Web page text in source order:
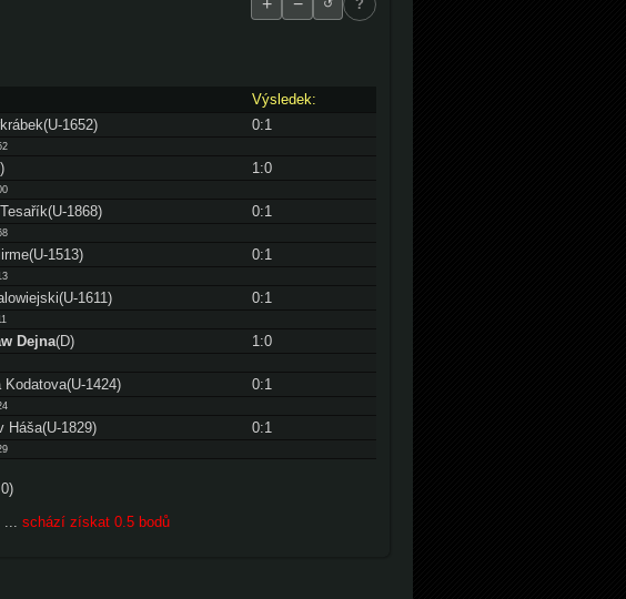
↺ ?
Výsledek:
1652) 0:1
1:0
1868) 0:1
1513) 0:1
1611) 0:1
Dejna(D) 1:0
Kodatova(U-1424) 0:1
Háša(U-1829) 0:1
... schází získat 0.5 bodů